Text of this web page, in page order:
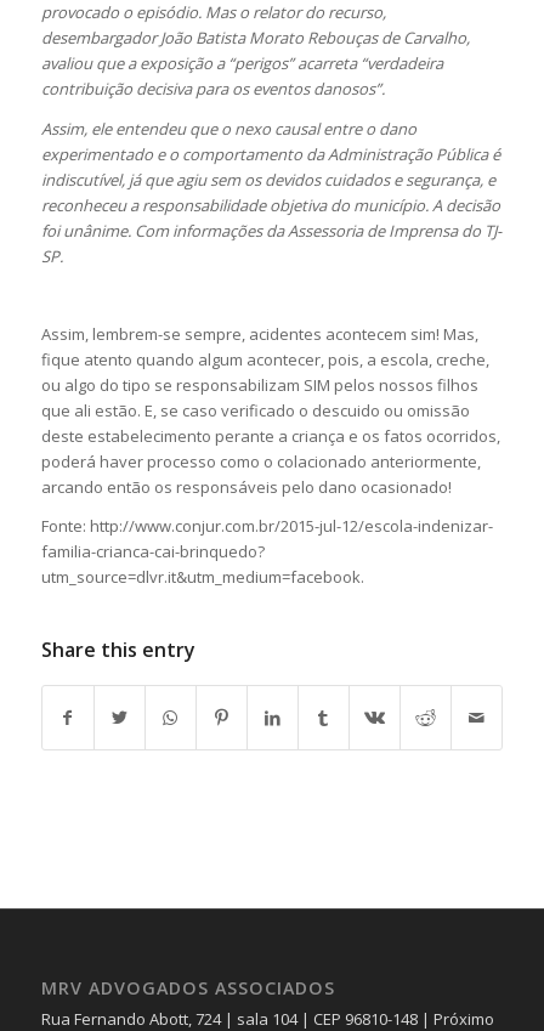
provocado o episódio. Mas o relator do recurso,
desembargador João Batista Morato Rebouças de Carvalho,
avaliou que a exposição a “perigos” acarreta “verdadeira
contribuição decisiva para os eventos danosos”.
Assim, ele entendeu que o nexo causal entre o dano
experimentado e o comportamento da Administração Pública é
indiscutível, já que agiu sem os devidos cuidados e segurança, e
reconheceu a responsabilidade objetiva do município. A decisão
foi unânime. Com informações da Assessoria de Imprensa do TJ-
SP.
Assim, lembrem-se sempre, acidentes acontecem sim! Mas,
fique atento quando algum acontecer, pois, a escola, creche,
ou algo do tipo se responsabilizam SIM pelos nossos filhos
que ali estão. E, se caso verificado o descuido ou omissão
deste estabelecimento perante a criança e os fatos ocorridos,
poderá haver processo como o colacionado anteriormente,
arcando então os responsáveis pelo dano ocasionado!
Fonte: http://www.conjur.com.br/2015-jul-12/escola-indenizar-
familia-crianca-cai-brinquedo?
utm_source=dlvr.it&utm_medium=facebook.
Share this entry
MRV ADVOGADOS ASSOCIADOS
Rua Fernando Abott, 724 | sala 104 | CEP 96810-148 | Próximo